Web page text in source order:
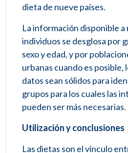
dieta de nueve países.
La información disponible a
individuos se desglosa por
sexo y edad, y por
urbanas cuando es posible,
datos sean sólidos para
grupos para los cuales las
pueden ser más necesarias.
Utilización y conclusiones
Las dietas son el vínculo